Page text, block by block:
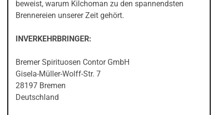
beweist, warum Kilchoman zu den spannendsten
Brennereien unserer Zeit gehört.
INVERKEHRBRINGER:
Bremer Spirituosen Contor GmbH
Gisela-Müller-Wolff-Str. 7
28197 Bremen
Deutschland